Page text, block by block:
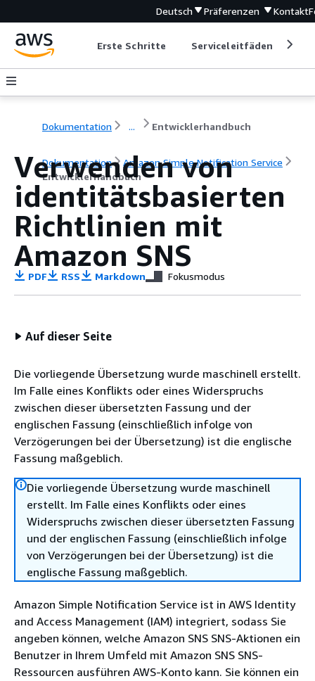
Deutsch Präferenzen Kontakt
Erste Schritte Serviceleitfäden
Dokumentation ... Entwicklerhandbuch
Dokumentation
Amazon Simple Notification Service
Entwicklerhandbuch
Verwenden von
identitätsbasierten
Richtlinien mit
Amazon SNS
PDF RSS Markdown Fokusmodus
Auf dieser Seite
Die vorliegende Übersetzung wurde maschinell erstellt.
Im Falle eines Konflikts oder eines Widerspruchs
zwischen dieser übersetzten Fassung und der
englischen Fassung (einschließlich infolge von
Verzögerungen bei der Übersetzung) ist die englische
Fassung maßgeblich.
Die vorliegende Übersetzung wurde maschinell
erstellt. Im Falle eines Konflikts oder eines
Widerspruchs zwischen dieser übersetzten Fassung
und der englischen Fassung (einschließlich infolge
von Verzögerungen bei der Übersetzung) ist die
englische Fassung maßgeblich.
Amazon Simple Notification Service ist in AWS Identity
and Access Management (IAM) integriert, sodass Sie
angeben können, welche Amazon SNS SNS-Aktionen ein
Benutzer in Ihrem Umfeld mit Amazon SNS SNS-
Ressourcen ausführen AWS-Konto kann. Sie können ein